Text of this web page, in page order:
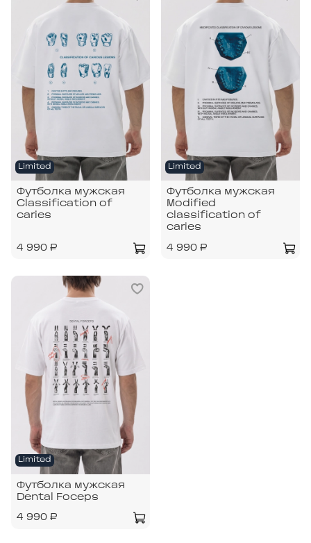
Limited
Футболка мужская
Classification of
caries
4 990 ₽
Limited
Футболка мужская
Modified
classification of
caries
4 990 ₽
Limited
Футболка мужская
Dental Foceps
4 990 ₽